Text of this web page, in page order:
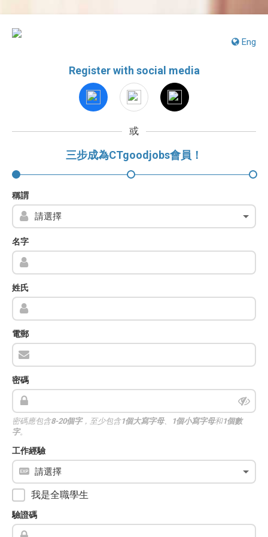
Eng
Register with social media
或
三步成為CTgoodjobs會員！
稱謂
名字
姓氏
電郵
密碼
密碼應包含8-20個字，至少包含1個大寫字母、 1個小寫字母和1個數
字。
工作經驗
我是全職學生
驗證碼